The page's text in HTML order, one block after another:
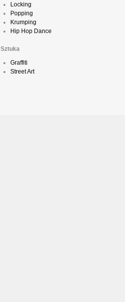
Locking
Popping
Krumping
Hip Hop Dance
Sztuka
Graffiti
Street Art